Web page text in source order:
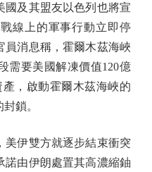
國及其盟友以色列也將宣
線上的軍事行動立即停
員消息稱，霍爾木茲海峽
需要美國解凍價值120億
，啟動霍爾木茲海峽的
鎖。
伊雙方就逐步結束衝突
諾由伊朗處置其高濃縮鈾